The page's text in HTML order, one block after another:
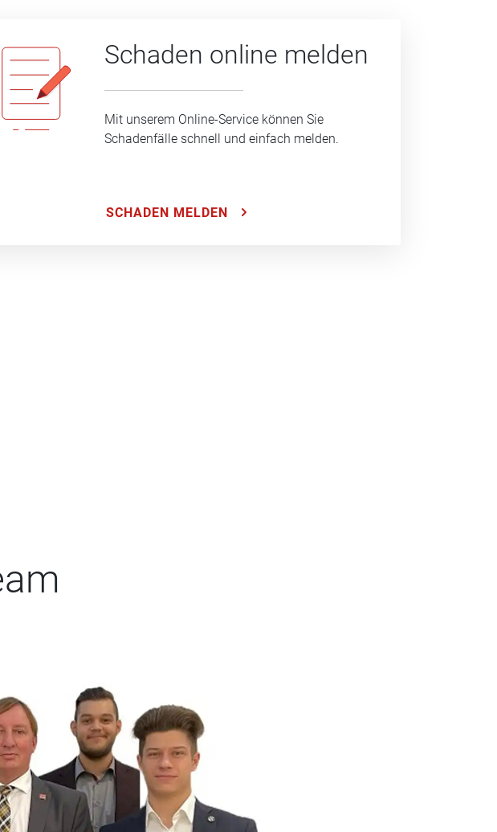
Schaden online melden
Mit unserem Online-Service können Sie
Schadenfälle schnell und einfach melden.
SCHADEN MELDEN